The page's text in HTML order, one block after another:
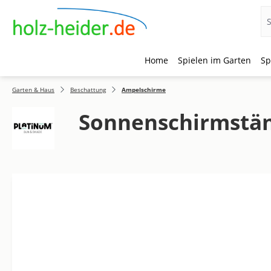
Hauptinhalt springen
Zur Suche springen
Zur Hauptnavigation springen
Home Spielen im Garten
Garten & Haus Beschattung Ampelschirme